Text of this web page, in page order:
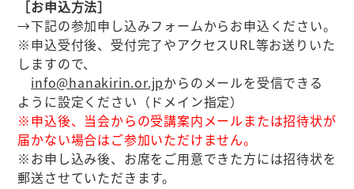
［お申込方法］
→下記の参加申し込みフォームからお申込ください。
※申込受付後、受付完了やアクセスURL等お送りいた
しますので、
info@hanakirin.or.jpからのメールを受信できる
ように設定ください（ドメイン指定）
※申込後、当会からの受講案内メールまたは招待状が
届かない場合はご参加いただけません。
※お申し込み後、お席をご用意できた方には招待状を
郵送させていただきます。